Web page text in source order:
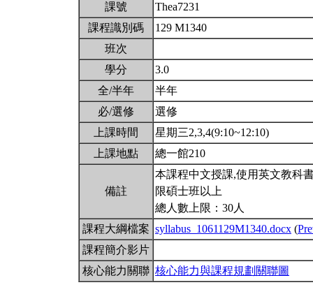
課號
Thea7231
課程識別碼
129 M1340
班次
學分
3.0
全/半年
半年
必/選修
選修
上課時間
星期三2,3,4(9:10~12:10)
上課地點
總一館210
備註
本課程中文授課,使用英文教科
限碩士班以上
總人數上限：30人
課程大綱檔案 syllabus_1061129M1340.docx (
課程簡介影片
核心能力關聯 核心能力與課程規劃關聯圖